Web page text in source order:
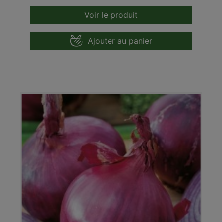
Voir le produit
Ajouter au panier